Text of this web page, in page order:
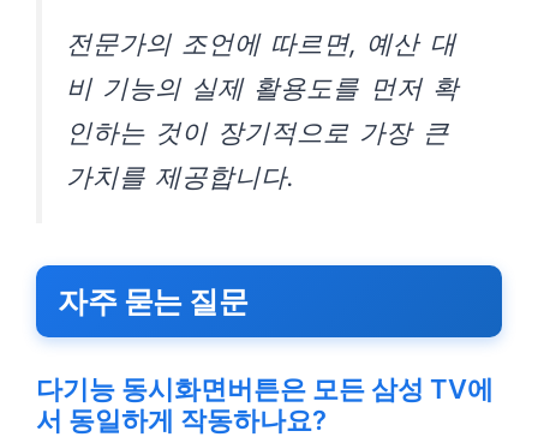
전문가의 조언에 따르면, 예산 대
비 기능의 실제 활용도를 먼저 확
인하는 것이 장기적으로 가장 큰
가치를 제공합니다.
자주 묻는 질문
다기능 동시화면버튼은 모든 삼성 TV에
서 동일하게 작동하나요?